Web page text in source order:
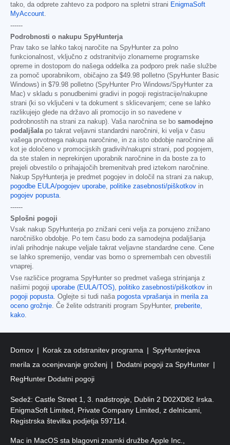
tako, da odprete zahtevo za podporo na spletni strani EnigmaSoft
MyAccount
------
Podrobnosti o nakupu SpyHunterja
Prav tako se lahko takoj naročite na SpyHunter za polno
funkcionalnost, vključno z odstranitvijo zlonamerne programske
opreme in dostopom do našega oddelka za podporo prek naše službe
za pomoč uporabnikom, običajno za $49.98 polletno (SpyHunter Basic
Windows) in $79.98 polletno (SpyHunter Pro Windows/SpyHunter za
Mac) v skladu s ponudbenimi gradivi in pogoji registracije/nakupne
strani (ki so vključeni v ta dokument s sklicevanjem; cene se lahko
razlikujejo glede na državo ali promocijo in so navedene v
podrobnostih na strani za nakup). Vaša naročnina se bo samodejno
podaljšala po takrat veljavni standardni naročnini, ki velja v času
vašega prvotnega nakupa naročnine, in za isto obdobje naročnine ali
kot je določeno v promocijskih gradivih/nakupni strani, pod pogojem,
da ste stalen in neprekinjen uporabnik naročnine in da boste za to
prejeli obvestilo o prihajajočih bremenitvah pred iztekom naročnine.
Nakup SpyHunterja je predmet pogojev in določil na strani za nakup,
pogodbe EULA/pogojev uporabe politike zasebnosti/piškotkov in
pogojev popusta
------
Splošni pogoji
Vsak nakup SpyHunterja po znižani ceni velja za ponujeno znižano
naročniško obdobje. Po tem času bodo za samodejna podaljšanja
in/ali prihodnje nakupe veljale takrat veljavne standardne cene. Cene
se lahko spremenijo, vendar vas bomo o spremembah cen obvestili
vnaprej.
Vse različice programa SpyHunter so predmet vašega strinjanja z
našimi pogoji uporabe (EULA/TOS) politiko zasebnosti/piškotkov in
pogoji popusta . Oglejte si tudi naša pogosta vprašanja in merila za
oceno grožnje . Če želite odstraniti program SpyHunter, preberite,
kako
Domov Korak za odstranitev programa
SpyHunterjeva
merila za ocenjevanje groženj
Dodatni pogoji za SpyHunter
RegHunter Dodatni pogoji
Sedež: Castle Street 1, 3. nadstropje, Dublin 2 D02XD82 Irska.
EnigmaSoft Limited, Private Company Limited, z delnicami,
Registrska številka podjetja 597114.
Mac in MacOS sta blagovni znamki družbe Apple Inc.,